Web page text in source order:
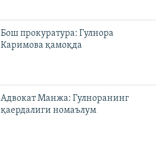
Бош прокуратура: Гулнора
Каримова қамоқда
Адвокат Манжа: Гулноранинг
қаердалиги номаълум